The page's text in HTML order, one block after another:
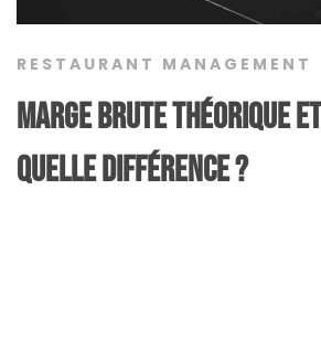
RESTAURANT MANAGEMENT
Marge brute théorique
quelle différence ?